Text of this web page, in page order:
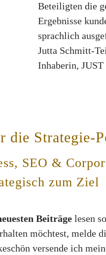
Beteiligten die
Ergebnisse
sprachlich
Jutta Schmitt-
Inhaberin, JUST
die Strategie-
SEO &
zum Ziel
Beiträgelesen
möchtest, melde
versende ich